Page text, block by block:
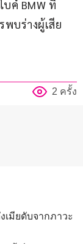
ค์ BMW ที่
บร่างผู้เสีย
2 ครั้ง
มียดับจากภาวะ